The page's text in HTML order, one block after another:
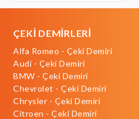
ÇEKİ DEMİRLERİ
Alfa Romeo - Çeki Demiri
Audi - Çeki Demiri
BMW - Çeki Demiri
Chevrolet - Çeki Demiri
Chrysler - Çeki Demiri
Citroen - Çeki Demiri